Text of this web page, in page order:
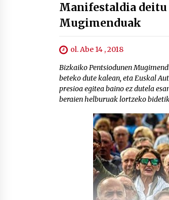
Manifestaldia
Mugimenduak
ol. Abe 14 , 2018
Bizkaiko Pentsiodunen
beteko dute kalean, eta Euskal
presioa egitea baino ez dutela
beraien helburuak lortzeko